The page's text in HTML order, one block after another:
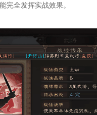
完全发挥实战效果。